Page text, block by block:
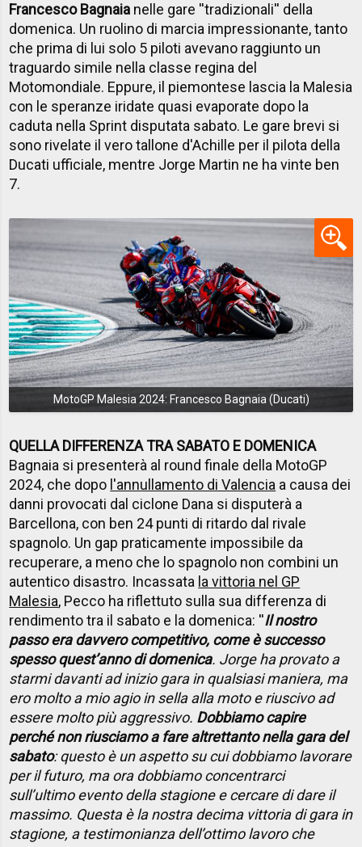
Francesco Bagnaia nelle gare ''tradizionali'' della
domenica. Un ruolino di marcia impressionante, tanto
che prima di lui solo 5 piloti avevano raggiunto un
traguardo simile nella classe regina del
Motomondiale. Eppure, il piemontese lascia la Malesia
con le speranze iridate quasi evaporate dopo la
caduta nella Sprint disputata sabato. Le gare brevi si
sono rivelate il vero tallone d'Achille per il pilota della
Ducati ufficiale, mentre Jorge Martin ne ha vinte ben
7.
MotoGP Malesia 2024: Francesco Bagnaia (Ducati)
QUELLA DIFFERENZA TRA SABATO E DOMENICA
Bagnaia si presenterà al round finale della MotoGP
2024, che dopo l'annullamento di Valencia a causa dei
danni provocati dal ciclone Dana si disputerà a
Barcellona, con ben 24 punti di ritardo dal rivale
spagnolo. Un gap praticamente impossibile da
recuperare, a meno che lo spagnolo non combini un
autentico disastro. Incassata la vittoria nel GP
Malesia, Pecco ha riflettuto sulla sua differenza di
rendimento tra il sabato e la domenica: ''Il nostro
passo era davvero competitivo, come è successo
spesso quest’anno di domenica. Jorge ha provato a
starmi davanti ad inizio gara in qualsiasi maniera, ma
ero molto a mio agio in sella alla moto e riuscivo ad
essere molto più aggressivo. Dobbiamo capire
perché non riusciamo a fare altrettanto nella gara del
sabato: questo è un aspetto su cui dobbiamo lavorare
per il futuro, ma ora dobbiamo concentrarci
sull’ultimo evento della stagione e cercare di dare il
massimo. Questa è la nostra decima vittoria di gara in
stagione, a testimonianza dell’ottimo lavoro che